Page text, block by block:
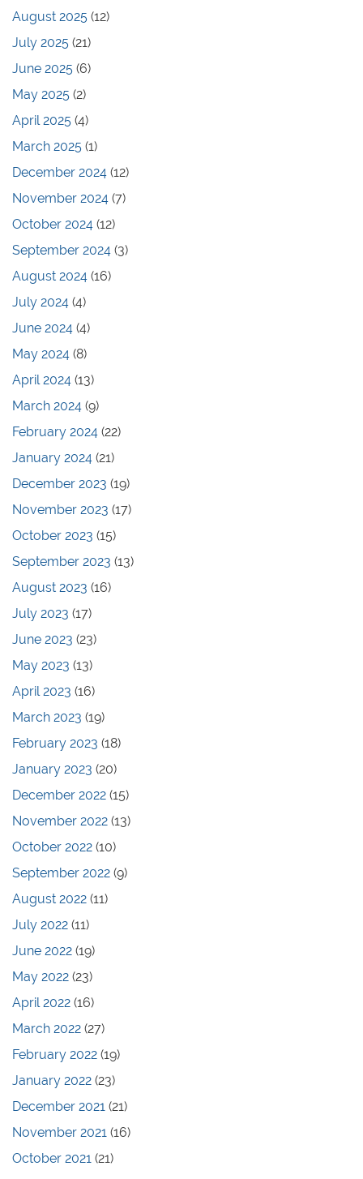
August 2025 (12)
July 2025 (21)
June 2025 (6)
May 2025 (2)
April 2025 (4)
March 2025 (1)
December 2024 (12)
November 2024 (7)
October 2024 (12)
September 2024 (3)
August 2024 (16)
July 2024 (4)
June 2024 (4)
May 2024 (8)
April 2024 (13)
March 2024 (9)
February 2024 (22)
January 2024 (21)
December 2023 (19)
November 2023 (17)
October 2023 (15)
September 2023 (13)
August 2023 (16)
July 2023 (17)
June 2023 (23)
May 2023 (13)
April 2023 (16)
March 2023 (19)
February 2023 (18)
January 2023 (20)
December 2022 (15)
November 2022 (13)
October 2022 (10)
September 2022 (9)
August 2022 (11)
July 2022 (11)
June 2022 (19)
May 2022 (23)
April 2022 (16)
March 2022 (27)
February 2022 (19)
January 2022 (23)
December 2021 (21)
November 2021 (16)
October 2021 (21)